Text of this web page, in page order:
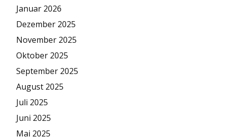
Januar 2026
Dezember 2025
November 2025
Oktober 2025
September 2025
August 2025
Juli 2025
Juni 2025
Mai 2025